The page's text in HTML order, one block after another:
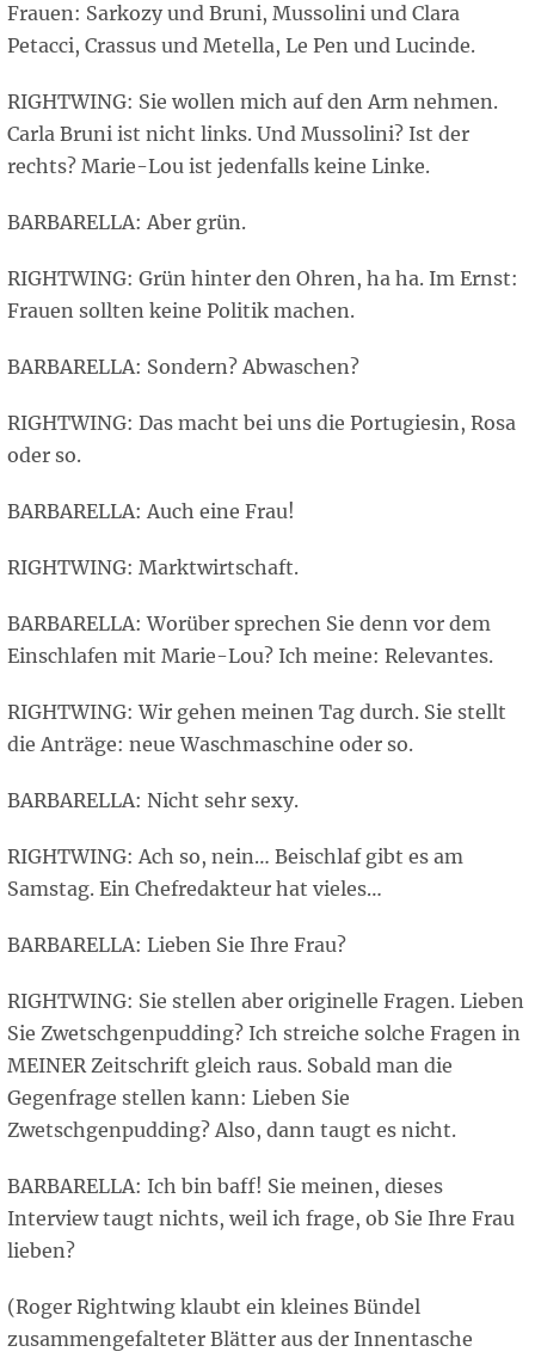
Frauen: Sarkozy und Bruni, Mussolini und Clara
Petacci, Crassus und Metella, Le Pen und Lucinde.
RIGHTWING: Sie wollen mich auf den Arm nehmen.
Carla Bruni ist nicht links. Und Mussolini? Ist der
rechts? Marie-Lou ist jedenfalls keine Linke.
BARBARELLA: Aber grün.
RIGHTWING: Grün hinter den Ohren, ha ha. Im Ernst:
Frauen sollten keine Politik machen.
BARBARELLA: Sondern? Abwaschen?
RIGHTWING: Das macht bei uns die Portugiesin, Rosa
oder so.
BARBARELLA: Auch eine Frau!
RIGHTWING: Marktwirtschaft.
BARBARELLA: Worüber sprechen Sie denn vor dem
Einschlafen mit Marie-Lou? Ich meine: Relevantes.
RIGHTWING: Wir gehen meinen Tag durch. Sie stellt
die Anträge: neue Waschmaschine oder so.
BARBARELLA: Nicht sehr sexy.
RIGHTWING: Ach so, nein… Beischlaf gibt es am
Samstag. Ein Chefredakteur hat vieles…
BARBARELLA: Lieben Sie Ihre Frau?
RIGHTWING: Sie stellen aber originelle Fragen. Lieben
Sie Zwetschgenpudding? Ich streiche solche Fragen in
MEINER Zeitschrift gleich raus. Sobald man die
Gegenfrage stellen kann: Lieben Sie
Zwetschgenpudding? Also, dann taugt es nicht.
BARBARELLA: Ich bin baff! Sie meinen, dieses
Interview taugt nichts, weil ich frage, ob Sie Ihre Frau
lieben?
(Roger Rightwing klaubt ein kleines Bündel
zusammengefalteter Blätter aus der Innentasche